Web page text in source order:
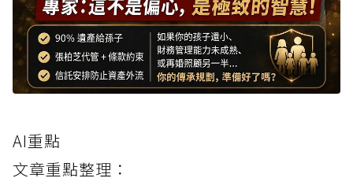
AI重點
文章重點整理：